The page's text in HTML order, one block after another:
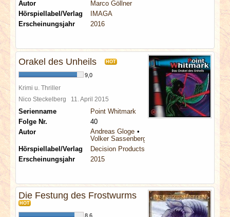
Autor
Marco Göllner
Hörspiellabel/Verlag
IMAGA
Erscheinungsjahr
2016
Orakel des Unheils HOT
9,0
Krimi u. Thriller
Nico Steckelberg 11. April 2015
Serienname
Point Whitmark
Folge Nr.
40
Autor
Andreas Gloge
Volker Sassenberg
Hörspiellabel/Verlag
Decision Products
Erscheinungsjahr
2015
Die Festung des Frostwurms
HOT
8,6